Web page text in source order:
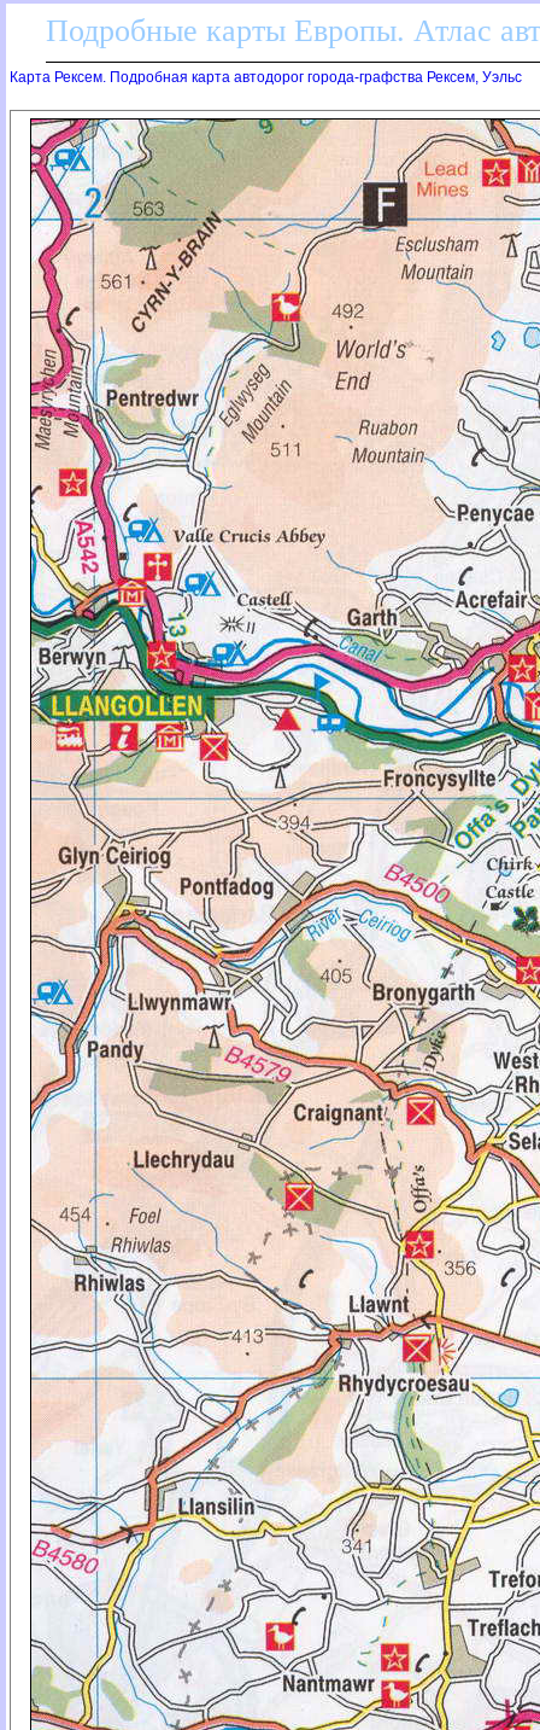
Подробные карты Европы. Атлас
Карта Рексем. Подробная карта автодорог города-графства Рексем, Уэльс